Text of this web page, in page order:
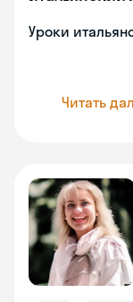
Уроки
Читать